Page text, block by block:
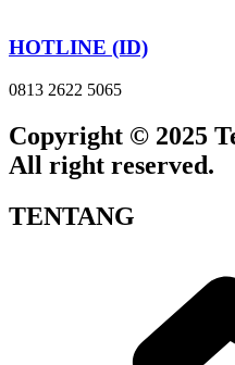
HOTLINE (ID)
0813 2622 5065
Copyright © 2025
All right reserved.
TENTANG